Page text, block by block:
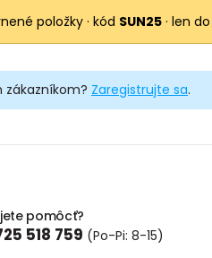
položky · kód SUN25 · len
Zaregistrujte sa.
pomôcť?
518 759 (Po-Pi: 8-15)